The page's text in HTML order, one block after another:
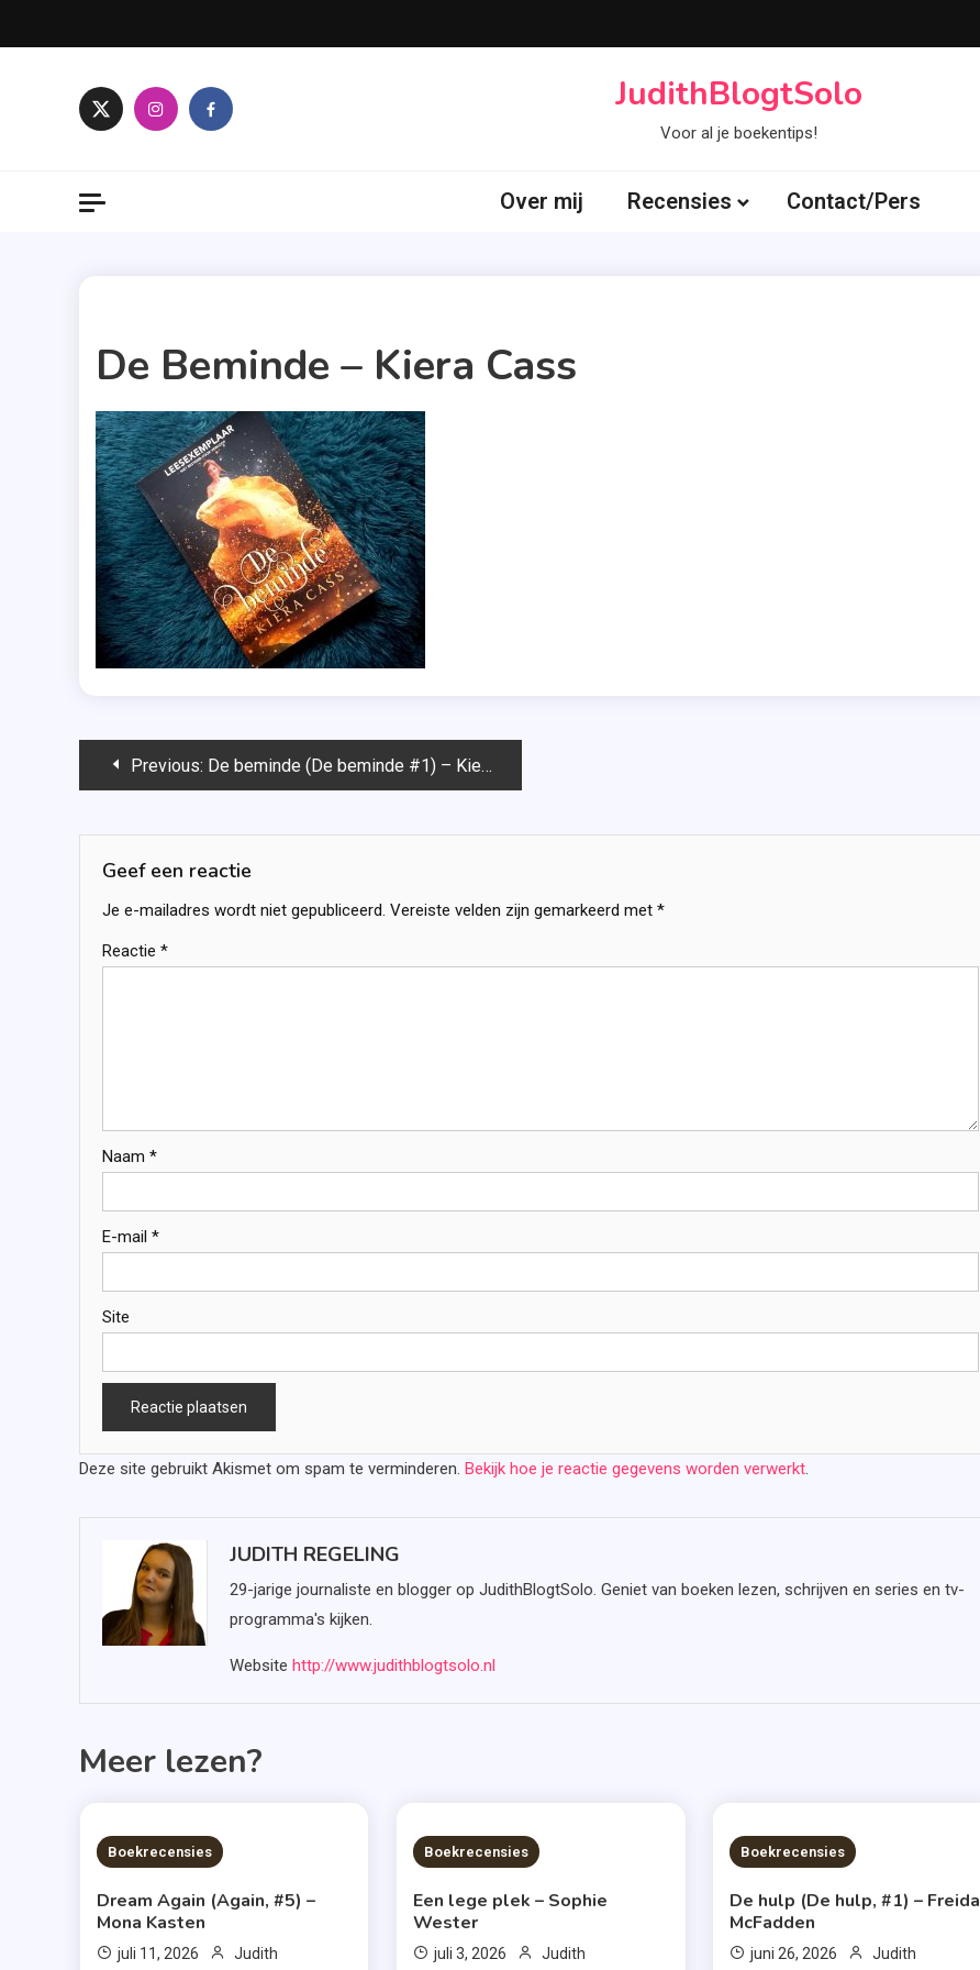
to
JudithBlogtSolo
Voor al je boekentips!
Over mij Recensies Contact/Pers
De Beminde – Kiera Cass
Bericht
Previous: De beminde (De beminde #1) – Kiera Cass
Geef een reactie
Je e-mailadres wordt niet gepubliceerd. Vereiste velden zijn gemarkeerd met *
Reactie *
Naam *
E-mail *
Site
Deze site gebruikt Akismet om spam te verminderen. Bekijk hoe je reactie gegevens worden verwerkt.
JUDITH REGELING
29-jarige journaliste en blogger op JudithBlogtSolo. Geniet van boeken lezen, schrijven en series en tv-
programma's kijken.
Website http://www.judithblogtsolo.nl
Meer lezen?
6 MINS READ
Boekrecensies
Dream Again (Again, #5) –
Mona Kasten
juli 11, 2026 Judith
6 MINS READ
Boekrecensies
Een lege plek – Sophie
Wester
juli 3, 2026 Judith
7 MINS READ
Boekrecensies
De hulp (De hulp, #1) – Freida
McFadden
juni 26, 2026 Judith